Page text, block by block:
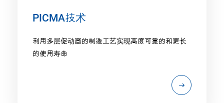
PICMA技术
利用多层促动器的制造工艺实现高度可靠的和更长
的使用寿命